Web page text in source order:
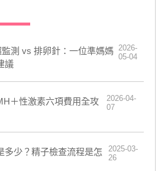
測 vs 排卵針：一位準媽媽
議
2026-
05-04
＋性激素六項費用全攻
2026-04-
07
多少？精子檢查流程是怎
2025-03-
26